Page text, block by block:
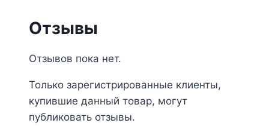
Отзывы
Отзывов пока нет.
Только зарегистрированные клиенты,
купившие данный товар, могут
публиковать отзывы.